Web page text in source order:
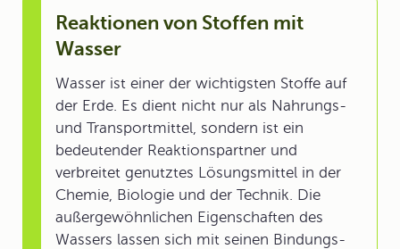
Reaktionen von Stoffen mit
Wasser
Wasser ist einer der wichtigsten Stoffe auf
der Erde. Es dient nicht nur als Nahrungs-
und Transportmittel, sondern ist ein
bedeutender Reaktionspartner und
verbreitet genutztes Lösungsmittel in der
Chemie, Biologie und der Technik. Die
außergewöhnlichen Eigenschaften des
Wassers lassen sich mit seinen Bindungs-